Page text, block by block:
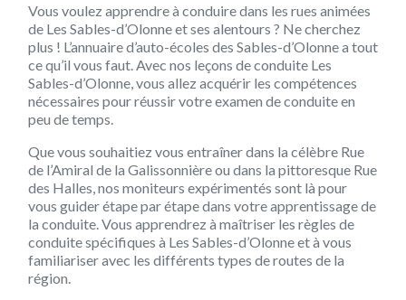
Vous voulez apprendre à conduire dans les rues animées
de Les Sables-d’Olonne et ses alentours ? Ne cherchez
plus ! L’annuaire d’auto-écoles des Sables-d’Olonne a tout
ce qu’il vous faut. Avec nos leçons de conduite Les
Sables-d’Olonne, vous allez acquérir les compétences
nécessaires pour réussir votre examen de conduite en
peu de temps.
Que vous souhaitiez vous entraîner dans la célèbre Rue
de l’Amiral de la Galissonnière ou dans la pittoresque Rue
des Halles, nos moniteurs expérimentés sont là pour
vous guider étape par étape dans votre apprentissage de
la conduite. Vous apprendrez à maîtriser les règles de
conduite spécifiques à Les Sables-d’Olonne et à vous
familiariser avec les différents types de routes de la
région.